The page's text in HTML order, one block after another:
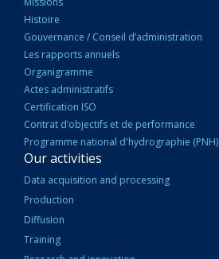
Histoire
Gouvernance / Conseil d’administration
Les rapports annuels
Organigramme
Actes administratifs
Certification ISO
Contrat d’objectifs et de performance
Programme national d'hydrographie (PNH)
Our activities
Data acquisition and processing
Production
Diffusion
Training